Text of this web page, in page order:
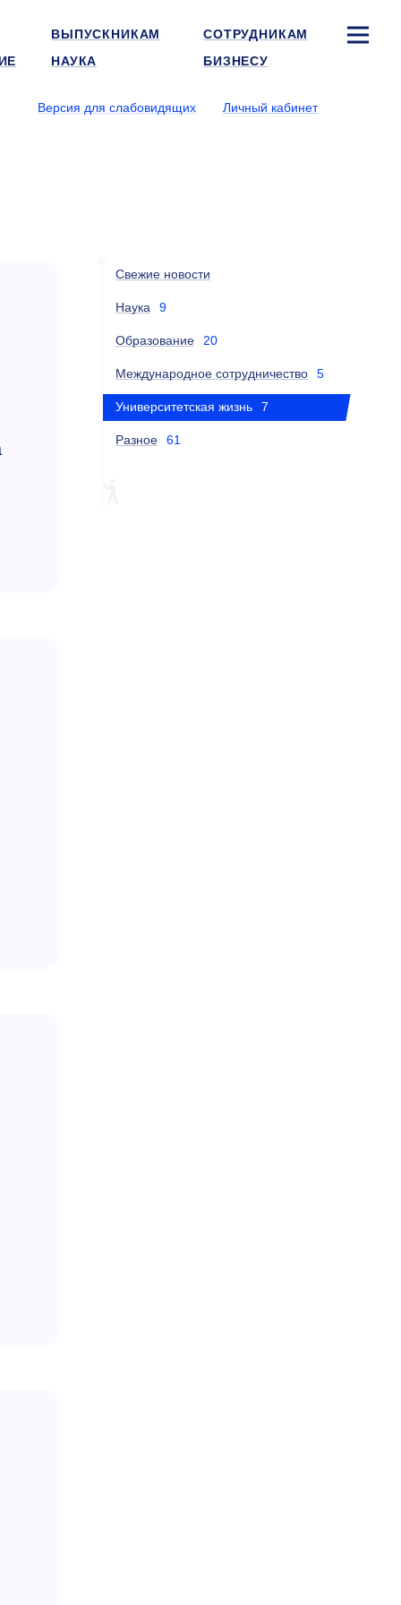
ВЫПУСКНИКАМ
СОТРУДНИКАМ
НАУКА БИЗНЕСУ
Версия для слабовидящих
Личный кабинет
Свежие новости
Наука 9
Образование 20
Международное сотрудничество 5
Университетская жизнь 7
Разное 61